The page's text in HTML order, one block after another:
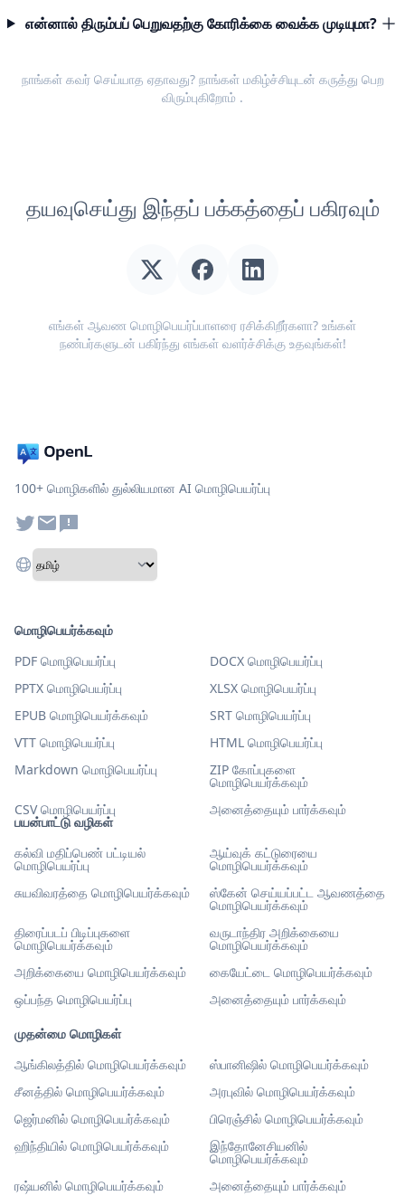
என்னால் திரும்பப் பெறுவதற்கு கோரிக்கை வைக்க முடியுமா?
நாங்கள் கவர் செய்யாத ஏதாவது? நாங்கள் மகிழ்ச்சியுடன் கருத்து பெற
விரும்புகிறோம் .
தயவுசெய்து இந்தப் பக்கத்தைப் பகிரவும்
எங்கள் ஆவண மொழிபெயர்ப்பாளரை ரசிக்கிறீர்களா? உங்கள்
நண்பர்களுடன் பகிர்ந்து எங்கள் வளர்ச்சிக்கு உதவுங்கள்!
100+ மொழிகளில் துல்லியமான AI மொழிபெயர்ப்பு
பயன்பாட்டு வழிகள்
கல்வி மதிப்பெண் பட்டியல்
மொழிபெயர்ப்பு
ஆய்வுக் கட்டுரையை
மொழிபெயர்க்கவும்
சுயவிவரத்தை மொழிபெயர்க்கவும்
ஸ்கேன் செய்யப்பட்ட ஆவணத்தை
மொழிபெயர்க்கவும்
திரைப்படப் பிடிப்புகளை
மொழிபெயர்க்கவும்
வருடாந்திர அறிக்கையை
மொழிபெயர்க்கவும்
அறிக்கையை மொழிபெயர்க்கவும்
கையேட்டை மொழிபெயர்க்கவும்
ஒப்பந்த மொழிபெயர்ப்பு
அனைத்தையும் பார்க்கவும்
முதன்மை மொழிகள்
ஆங்கிலத்தில் மொழிபெயர்க்கவும்
ஸ்பானிஷில் மொழிபெயர்க்கவும்
சீனத்தில் மொழிபெயர்க்கவும்
அரபுவில் மொழிபெயர்க்கவும்
ஜெர்மனில் மொழிபெயர்க்கவும்
பிரெஞ்சில் மொழிபெயர்க்கவும்
ஹிந்தியில் மொழிபெயர்க்கவும்
இந்தோனேசியனில்
மொழிபெயர்க்கவும்
ரஷ்யனில் மொழிபெயர்க்கவும்
அனைத்தையும் பார்க்கவும்
மொழிபெயர்க்கவும்
PDF மொழிபெயர்ப்பு
DOCX மொழிபெயர்ப்பு
PPTX மொழிபெயர்ப்பு
XLSX மொழிபெயர்ப்பு
EPUB மொழிபெயர்க்கவும்
SRT மொழிபெயர்ப்பு
VTT மொழிபெயர்ப்பு
HTML மொழிபெயர்ப்பு
Markdown மொழிபெயர்ப்பு
ZIP கோப்புகளை
மொழிபெயர்க்கவும்
CSV மொழிபெயர்ப்பு
அனைத்தையும் பார்க்கவும்